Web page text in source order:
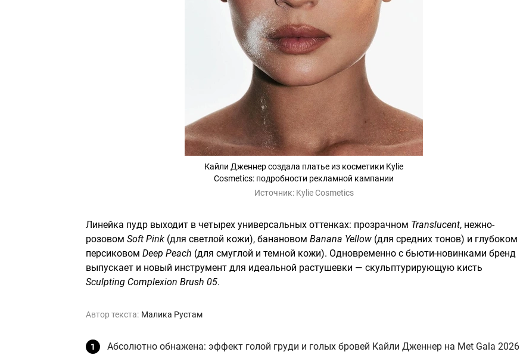
Кайли Дженнер создала платье из косметики Kylie
Cosmetics: подробности рекламной кампании
Источник: Kylie Cosmetics
Линейка пудр выходит в четырех универсальных оттенках: прозрачном Translucent, нежно-
розовом Soft Pink (для светлой кожи), банановом Banana Yellow (для средних тонов) и глубоком
персиковом Deep Peach (для смуглой и темной кожи). Одновременно с бьюти-новинками бренд
выпускает и новый инструмент для идеальной растушевки — скульптурирующую кисть
Sculpting Complexion Brush 05.
Автор текста: Малика Рустам
Абсолютно обнажена: эффект голой груди и голых бровей Кайли Дженнер на Met Gala 2026